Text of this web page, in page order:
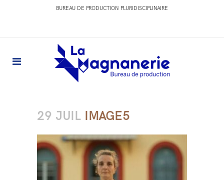
BUREAU DE PRODUCTION PLURIDISCIPLINAIRE
29 JUIL IMAGE5